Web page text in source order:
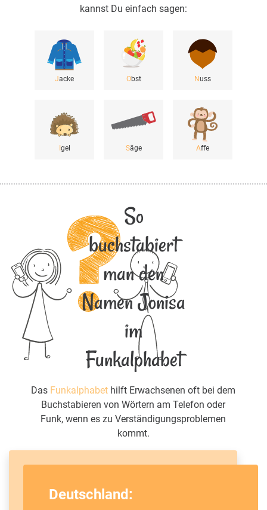
kannst Du einfach sagen:
Jacke Obst Nuss
Igel Säge Affe
So
buchstabiert
man den
Namen Jonisa
im
Funkalphabet
Das Funkalphabet hilft Erwachsenen oft bei dem
Buchstabieren von Wörtern am Telefon oder
Funk, wenn es zu Verständigungsproblemen
kommt.
Deutschland: